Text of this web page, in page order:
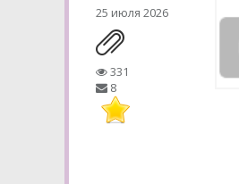
25 июля 2026
331
8